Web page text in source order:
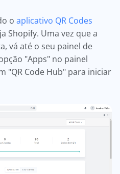
o aplicativo QR Codes
Shopify. Uma vez que a
vá até o seu painel de
"Apps" no painel
"QR Code Hub" para iniciar